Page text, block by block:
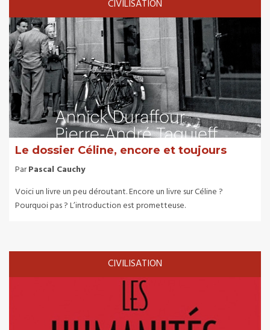
CIVILISATION
Le dossier Céline, encore et toujours
ParPascal Cauchy
Voici un livre un peu déroutant. Encore un livre sur Céline ?
Pourquoi pas ? L’introduction est prometteuse.
CIVILISATION